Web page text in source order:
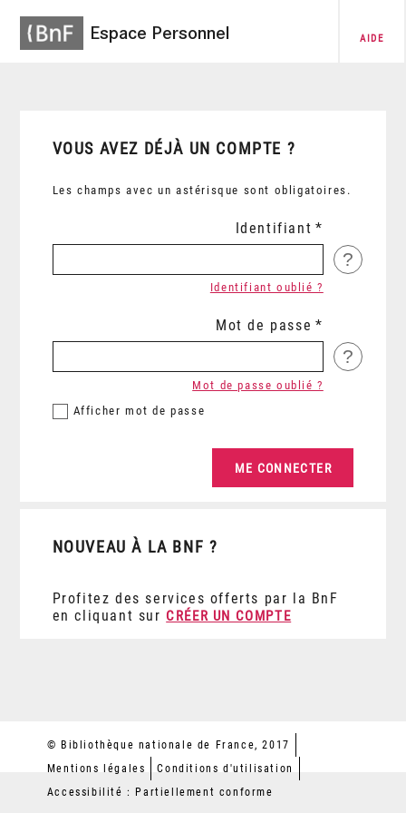
Espace Personnel AIDE
VOUS AVEZ DÉJÀ UN COMPTE ?
Les champs avec un astérisque sont obligatoires.
Identifiant
?
Identifiant oublié ?
Mot de passe
?
Afficher mot de passe
Mot de passe oublié ?
NOUVEAU À LA BNF ?
Profitez des services offerts par la BnF
en cliquant sur CRÉER UN COMPTE
© Bibliothèque nationale de France, 2017
Mentions légales
Conditions d'utilisation
Accessibilité : Partiellement conforme